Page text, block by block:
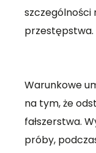
szczególności
przestępstwa.
Warunkowe
na tym, że
fałszerstwa.
próby,